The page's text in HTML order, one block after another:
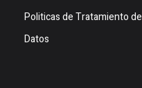
Politicas de Tratamiento de
Datos